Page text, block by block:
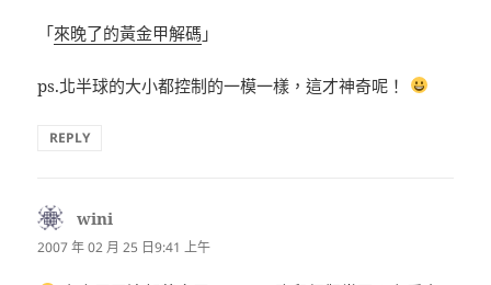
「來晚了的黃金甲解碼 」
ps.北半球的大小都控制的一模一樣，這才神奇呢！
REPLY
wini
示:
2007 年 02 月 25 日9:41 上午